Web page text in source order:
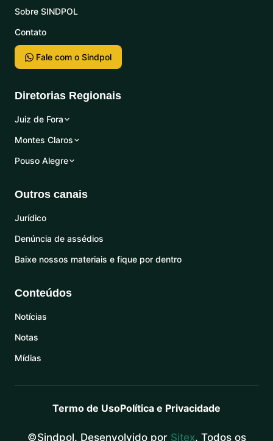
Sobre SINDPOL
Contato
Fale com o Sindpol
Diretorias Regionais
Juiz de Fora
Montes Claros
Pouso Alegre
Outros canais
Jurídico
Denúncia de assédios
Baixe nossos materiais e fique por dentro
Conteúdos
Notícias
Notas
Mídias
Termo de UsoPolítica e Privacidade
©Sindpol. Desenvolvido por Sitex. Todos os